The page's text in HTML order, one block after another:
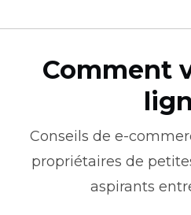
Comment
Conseils de e-
propriétaires de
aspirants